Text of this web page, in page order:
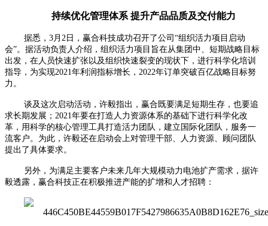
持续优化管理体系 提升产品品质及交付能力
据悉，3月2日，赢合科技成功召开了公司“组织活力项目启动
会”。据活动负责人介绍，组织活力项目旨在从集团中、短期战略目标
出发，在人员快速扩张以及组织快速裂变的现状下，进行科学化培训
指导，为实现2021年利润指标增长，2022年订单突破百亿战略目标努
力。
谈及这次启动活动，许毅指出，赢合既要满足短期生存，也要追
求长期发展；2021年要在打造人力资源体系的基础下进行科学化改
革，用科学的核心管理工具打造活力团队，建立国际化团队，服务一
流客户。为此，许毅还在启动会上对管理干部、人力资源、顾问团队
提出了具体要求。
另外，为满足主要客户未来几年大规模动力电池扩产需求，据许
毅透露，赢合科技正在积极推进产能的扩增和人才招聘：